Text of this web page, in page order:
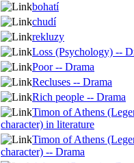
bohatí
chudí
rekluzy
Loss (Psychology) --
Poor -- Drama
Recluses -- Drama
Rich people -- Drama
Timon of Athens
character) in literature
Timon of Athens
character) -- Drama